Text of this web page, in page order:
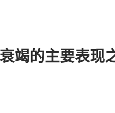
竭的主要表现